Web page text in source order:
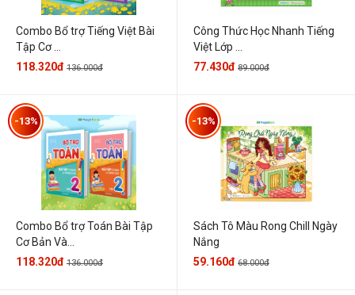
Combo Bổ trợ Tiếng Việt Bài
Tập Cơ ...
118.320đ 136.000đ
Công Thức Học Nhanh Tiếng
Việt Lớp ...
77.430đ 89.000đ
Combo Bổ trợ Toán Bài Tập
Cơ Bản Và...
-13%
118.320đ 136.000đ
Sách Tô Màu Rong Chill Ngày
Nắng
-13%
59.160đ 68.000đ